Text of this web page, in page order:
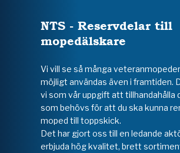
NTS - Reservdelar till
mopedälskare
Vi vill se så många
möjligt användas även i framtiden.
vi som vår uppgift att tillhandahålla
som behövs för att du ska kunna
moped till toppskick.
Det har gjort oss till en ledande
erbjuda hög kvalitet, brett